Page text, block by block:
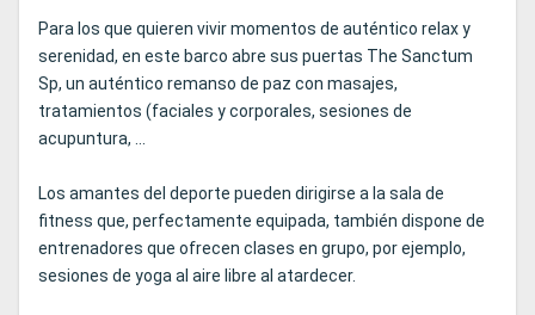
Para los que quieren vivir momentos de auténtico relax y
serenidad, en este barco abre sus puertas The Sanctum
Sp, un auténtico remanso de paz con masajes,
tratamientos (faciales y corporales, sesiones de
acupuntura, ...
Los amantes del deporte pueden dirigirse a la sala de
fitness que, perfectamente equipada, también dispone de
entrenadores que ofrecen clases en grupo, por ejemplo,
sesiones de yoga al aire libre al atardecer.